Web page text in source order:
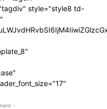
style="style8 td-
-